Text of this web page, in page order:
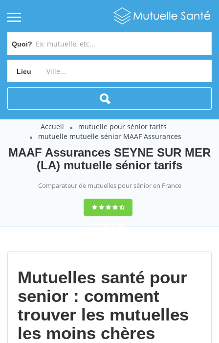
Quoi?
Lieu
Accueil
mutuelle pour sénior tarifs
mutuelle mutuelle sénior MAAF Assurances
MAAF Assurances SEYNE SUR MER
(LA) mutuelle sénior tarifs
Comparateur de mutuelles pour sénior en France
9,2(100%)452
Mutuelles santé pour
senior : comment
trouver les mutuelles
les moins chères